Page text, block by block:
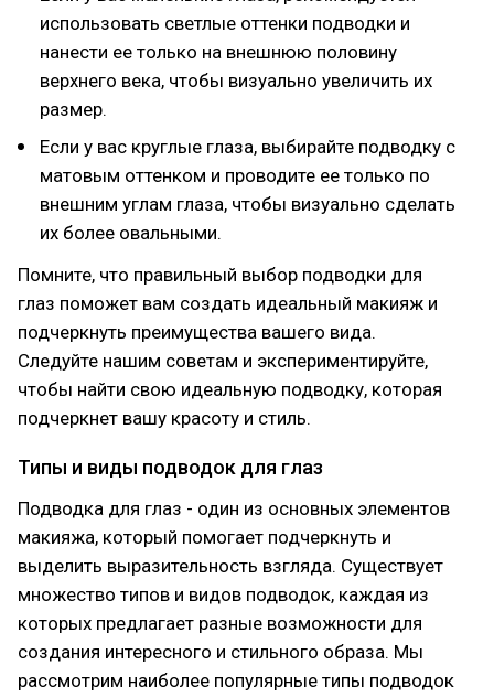
использовать светлые оттенки подводки и
нанести ее только на внешнюю половину
верхнего века, чтобы визуально увеличить их
размер.
Если у вас круглые глаза, выбирайте подводку с
матовым оттенком и проводите ее только по
внешним углам глаза, чтобы визуально сделать
их более овальными.
Помните, что правильный выбор подводки для
глаз поможет вам создать идеальный макияж и
подчеркнуть преимущества вашего вида.
Следуйте нашим советам и экспериментируйте,
чтобы найти свою идеальную подводку, которая
подчеркнет вашу красоту и стиль.
Типы и виды подводок для глаз
Подводка для глаз - один из основных элементов
макияжа, который помогает подчеркнуть и
выделить выразительность взгляда. Существует
множество типов и видов подводок, каждая из
которых предлагает разные возможности для
создания интересного и стильного образа. Мы
рассмотрим наиболее популярные типы подводок